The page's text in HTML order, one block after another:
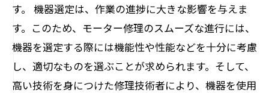
す。 機器選定は、作業の進捗に大きな影響を与えま
す。このため、モーター修理のスムーズな進行には、
機器を選定する際には機能性や性能などを十分に考慮
し、適切なものを選ぶことが求められます。そして、
高い技術を身につけた修理技術者により、機器を使用